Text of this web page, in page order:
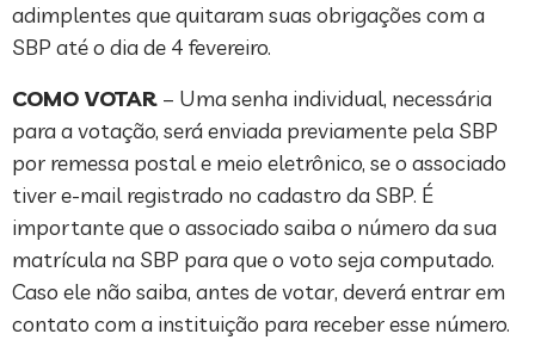
adimplentes que quitaram suas obrigações com a
SBP até o dia de 4 fevereiro.
COMO VOTAR – Uma senha individual, necessária
para a votação, será enviada previamente pela SBP
por remessa postal e meio eletrônico, se o associado
tiver e-mail registrado no cadastro da SBP. É
importante que o associado saiba o número da sua
matrícula na SBP para que o voto seja computado.
Caso ele não saiba, antes de votar, deverá entrar em
contato com a instituição para receber esse número.